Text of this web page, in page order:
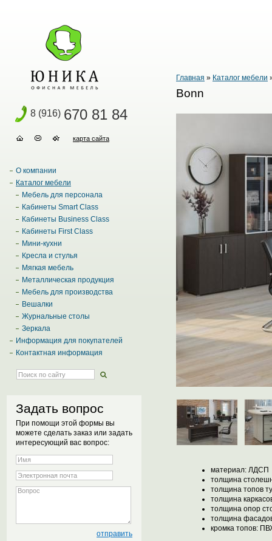
8 (916) 670 81 84
карта сайта
О компании
Каталог мебели
Мебель для персонала
Кабинеты Smart Class
Кабинеты Business Class
Кабинеты First Class
Мини-кухни
Кресла и стулья
Мягкая мебель
Металлическая продукция
Мебель для производства
Вешалки
Журнальные столы
Зеркала
Информация для покупателей
Контактная информация
Задать вопрос
При помощи этой формы вы
можете сделать заказ или задать
интересующий вас вопрос:
Главная » Каталог мебели
Bonn
материал: ЛДСП
толщина
толщина топов
толщина
толщина опор
толщина
кромка топов: